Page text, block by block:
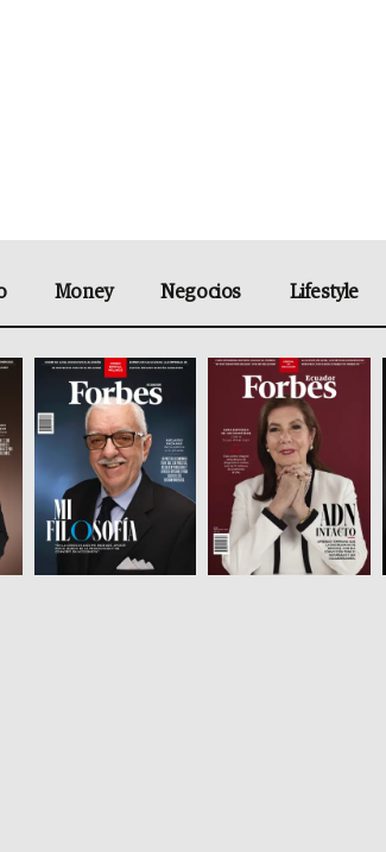
Money Negocios Lifestyle